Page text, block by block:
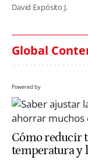
David Expósito J.
Global
Powered by
Cómo reducir
temperatura y